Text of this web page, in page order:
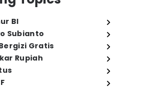
BI
Subianto
Gratis
Rupiah